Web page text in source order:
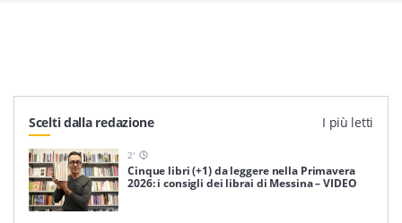
Scelti dalla redazione I più letti
2'
Cinque libri (+1) da leggere nella Primavera
2026: i consigli dei librai di Messina – VIDEO